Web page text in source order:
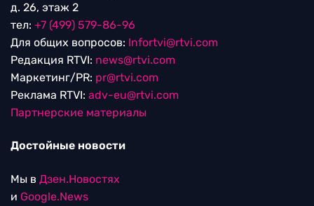
д. 26, этаж 2
тел: +7 (499) 579-86-96
Для общих вопросов: Infortvi@rtvi.com
Редакция RTVI: news@rtvi.com
Маркетинг/PR: pr@rtvi.com
Реклама RTVI: adv-eu@rtvi.com
Партнерские материалы
Достойные новости
Мы в Дзен.Новостях
и Google.News